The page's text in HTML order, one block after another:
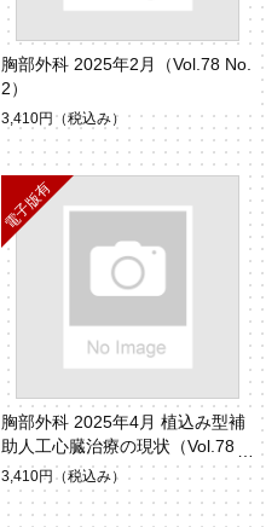
胸部外科 2025年2月（Vol.78 No.
2）
3,410円 （税込み）
胸部外科 2025年4月 植込み型補
助人工心臓治療の現状（Vol.78 N
o.4）
3,410円 （税込み）